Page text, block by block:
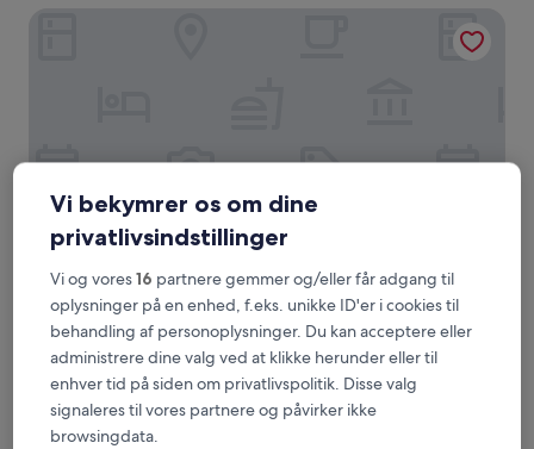
Swiss International Rancho Valeria
Swiss International Rancho Valeria
4.5-
stjernet
overnatningssted
Warri
9.6
ud
af
9,6/10 Enestående (4 anmeldelser)
Vi bekymrer os om dine
privatlivsindstillinger
Vi og vores16 partnere gemmer og/eller får adgang til
oplysninger på en enhed, f.eks. unikke ID'er i cookies til
behandling af personoplysninger. Du kan acceptere eller
administrere dine valg ved at klikke herunder eller til
enhver tid på siden om privatlivspolitik. Disse valg
signaleres til vores partnere og påvirker ikke
browsingdata.